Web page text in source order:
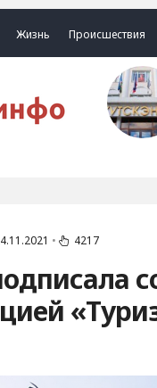
Жизнь Происшествия
• 4217